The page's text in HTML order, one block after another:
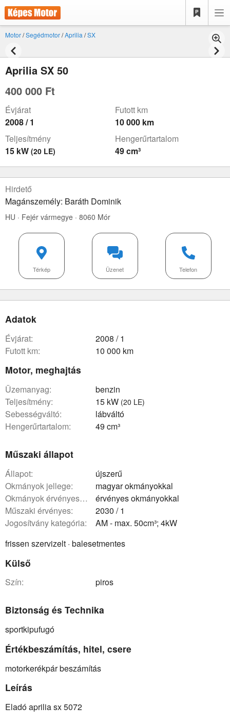
Motor/Segédmotor/Aprilia /SX
Aprilia SX 50
400 000 Ft
Évjárat
2008 / 1
Futott km
10 000 km
Teljesítmény
15 kW (20 LE)
Hengerűrtartalom
49 cm³
Hirdető
Magánszemély: Baráth Dominik
HU · Fejér vármegye · 8060 Mór
Telefon
Üzenet
Térkép
Adatok
évjárat:
2008 / 1
futott km:
10 000 km
Motor, meghajtás
üzemanyag:
benzin
teljesítmény:
15 kW (20 LE)
sebességváltó:
lábváltó
hengerűrtartalom:
49 cm³
Műszaki állapot
állapot:
újszerű
okmányok jellege:
magyar okmányokkal
okmányok érvényessége:
érvényes okmányokkal
műszaki érvényes:
2030 / 1
Jogosítvány kategória:
AM - max. 50cm³; 4kW
frissen szervizelt · balesetmentes
Külső
szín: piros
Biztonság és Technika
sportkipufugó
Értékbeszámítás, hitel, csere
motorkerékpár beszámítás
Leírás
Eladó aprilia sx 5072